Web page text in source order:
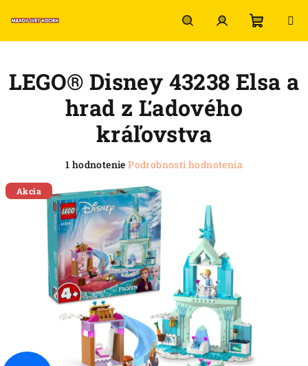
na
HľadaťPrihlásenie
košík
LEGO® Disney 43238 Elsa a
hrad z Ľadového
kráľovstva
Priemerné
produktu
je
5,0
z
5
hviezdičiek.
1 hodnotenie Podrobnosti hodnotenia
Akcia